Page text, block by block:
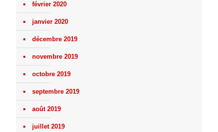
février 2020
janvier 2020
décembre 2019
novembre 2019
octobre 2019
septembre 2019
août 2019
juillet 2019